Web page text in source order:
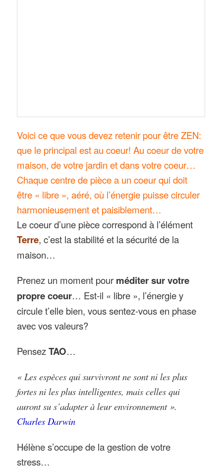
Voici ce que vous devez retenir pour être ZEN:
que le principal est au coeur! Au coeur de votre
maison, de votre jardin et dans votre coeur…
Chaque centre de pièce a un coeur qui doit
être « libre », aéré, où l’énergie puisse circuler
harmonieusement et paisiblement…
Le coeur d’une pièce correspond à l’élément
Terre, c’est la stabilité et la sécurité de la
maison…
Prenez un moment pour méditer sur votre
propre coeur… Est-il « libre », l’énergie y
circule t’elle bien, vous sentez-vous en phase
avec vos valeurs?
PensezTAO…
« Les espèces qui survivront ne sont ni les plus
fortes ni les plus intelligentes, mais celles qui
auront su s’adapter à leur environnement ».
Charles Darwin
Hélène s’occupe de la gestion de votre
stress…